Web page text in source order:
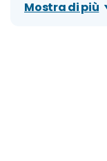
Validità
Mostra di più